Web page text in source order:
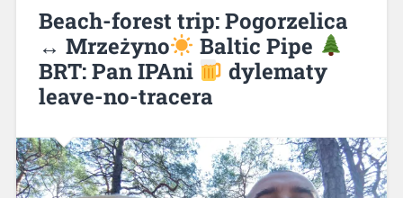
Beach-forest trip: Pogorzelica
↔ Mrzeżyno
Baltic Pipe
BRT: Pan IPAni
dylematy
leave-no-tracera